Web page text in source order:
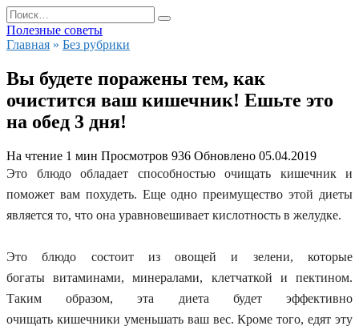
Перейти
к
содержанию
Search
for:
Полезные советы
Главная » Без рубрики
Вы будете поражены тем, как
очистится ваш кишечник! Ешьте это
на обед 3 дня!
На чтение 1 мин Просмотров 936 Обновлено 05.04.2019
Это блюдо обладает способностью очищать кишечник и
поможет вам похудеть. Еще одно преимущество этой диеты
является то, что она уравновешивает кислотность в желудке.
Это блюдо состоит из овощей и зелени, которые
богаты витаминами, минералами, клетчаткой и пектином.
Таким образом, эта диета будет эффективно
очищать кишечники уменьшать ваш вес. Кроме того, едят эту